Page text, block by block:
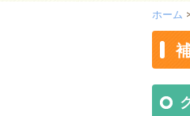
ホーム >